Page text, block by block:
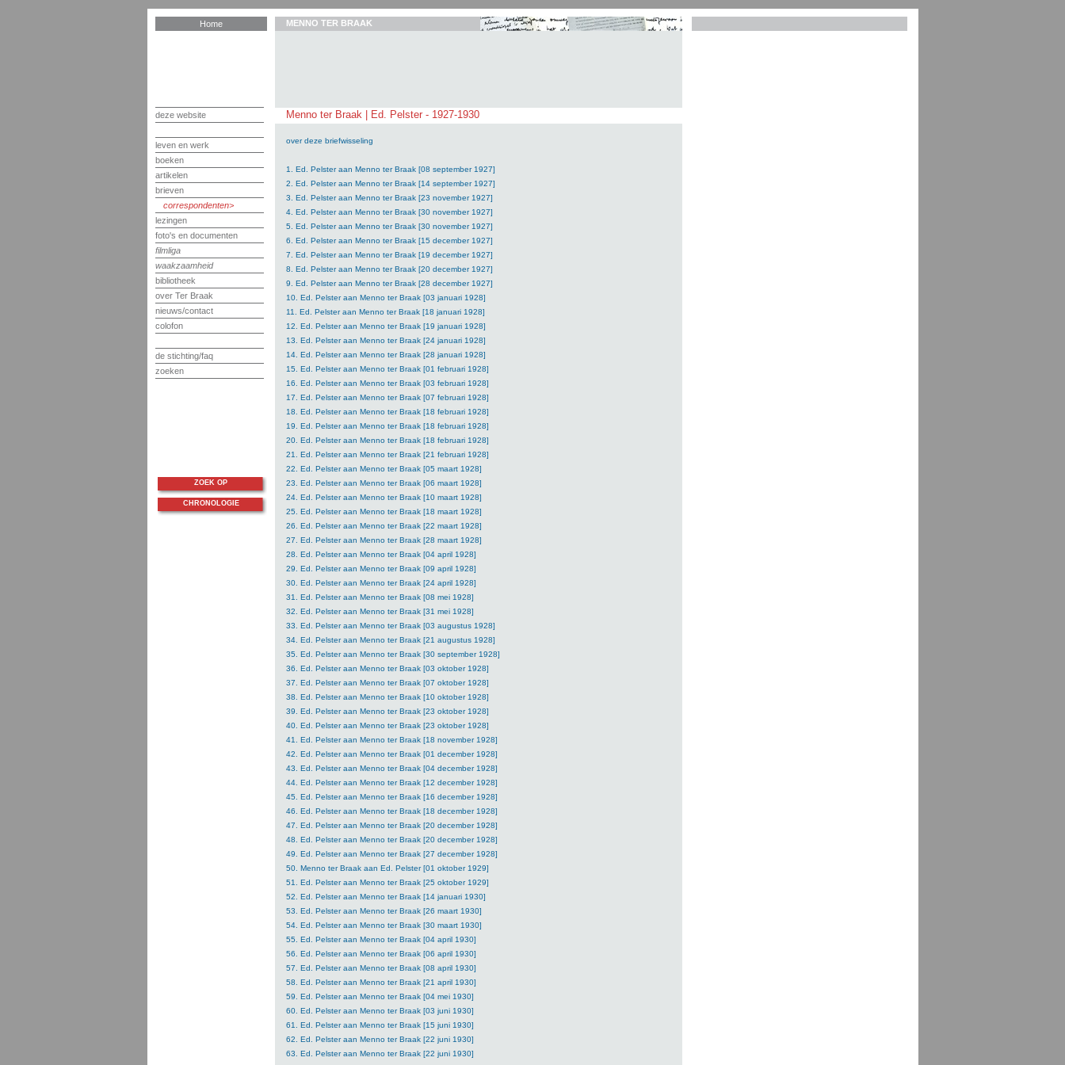
Home
deze website
leven en werk
boeken
artikelen
brieven
correspondenten
lezingen
foto's en documenten
filmliga
waakzaamheid
bibliotheek
over Ter Braak
nieuws/contact
colofon
de stichting/faq
zoeken
MENNO TER BRAAK
Menno ter Braak | Ed. Pelster - 1927-1930
over deze briefwisseling
1. Ed. Pelster aan Menno ter Braak [08 september 1927]
2. Ed. Pelster aan Menno ter Braak [14 september 1927]
3. Ed. Pelster aan Menno ter Braak [23 november 1927]
4. Ed. Pelster aan Menno ter Braak [30 november 1927]
5. Ed. Pelster aan Menno ter Braak [30 november 1927]
6. Ed. Pelster aan Menno ter Braak [15 december 1927]
7. Ed. Pelster aan Menno ter Braak [19 december 1927]
8. Ed. Pelster aan Menno ter Braak [20 december 1927]
9. Ed. Pelster aan Menno ter Braak [28 december 1927]
10. Ed. Pelster aan Menno ter Braak [03 januari 1928]
11. Ed. Pelster aan Menno ter Braak [18 januari 1928]
12. Ed. Pelster aan Menno ter Braak [19 januari 1928]
13. Ed. Pelster aan Menno ter Braak [24 januari 1928]
14. Ed. Pelster aan Menno ter Braak [28 januari 1928]
15. Ed. Pelster aan Menno ter Braak [01 februari 1928]
16. Ed. Pelster aan Menno ter Braak [03 februari 1928]
17. Ed. Pelster aan Menno ter Braak [07 februari 1928]
18. Ed. Pelster aan Menno ter Braak [18 februari 1928]
19. Ed. Pelster aan Menno ter Braak [18 februari 1928]
20. Ed. Pelster aan Menno ter Braak [18 februari 1928]
21. Ed. Pelster aan Menno ter Braak [21 februari 1928]
22. Ed. Pelster aan Menno ter Braak [05 maart 1928]
23. Ed. Pelster aan Menno ter Braak [06 maart 1928]
24. Ed. Pelster aan Menno ter Braak [10 maart 1928]
25. Ed. Pelster aan Menno ter Braak [18 maart 1928]
26. Ed. Pelster aan Menno ter Braak [22 maart 1928]
27. Ed. Pelster aan Menno ter Braak [28 maart 1928]
28. Ed. Pelster aan Menno ter Braak [04 april 1928]
29. Ed. Pelster aan Menno ter Braak [09 april 1928]
30. Ed. Pelster aan Menno ter Braak [24 april 1928]
31. Ed. Pelster aan Menno ter Braak [08 mei 1928]
32. Ed. Pelster aan Menno ter Braak [31 mei 1928]
33. Ed. Pelster aan Menno ter Braak [03 augustus 1928]
34. Ed. Pelster aan Menno ter Braak [21 augustus 1928]
35. Ed. Pelster aan Menno ter Braak [30 september 1928]
36. Ed. Pelster aan Menno ter Braak [03 oktober 1928]
37. Ed. Pelster aan Menno ter Braak [07 oktober 1928]
38. Ed. Pelster aan Menno ter Braak [10 oktober 1928]
39. Ed. Pelster aan Menno ter Braak [23 oktober 1928]
40. Ed. Pelster aan Menno ter Braak [23 oktober 1928]
41. Ed. Pelster aan Menno ter Braak [18 november 1928]
42. Ed. Pelster aan Menno ter Braak [01 december 1928]
43. Ed. Pelster aan Menno ter Braak [04 december 1928]
44. Ed. Pelster aan Menno ter Braak [12 december 1928]
45. Ed. Pelster aan Menno ter Braak [16 december 1928]
46. Ed. Pelster aan Menno ter Braak [18 december 1928]
47. Ed. Pelster aan Menno ter Braak [20 december 1928]
48. Ed. Pelster aan Menno ter Braak [20 december 1928]
49. Ed. Pelster aan Menno ter Braak [27 december 1928]
50. Menno ter Braak aan Ed. Pelster [01 oktober 1929]
51. Ed. Pelster aan Menno ter Braak [25 oktober 1929]
52. Ed. Pelster aan Menno ter Braak [14 januari 1930]
53. Ed. Pelster aan Menno ter Braak [26 maart 1930]
54. Ed. Pelster aan Menno ter Braak [30 maart 1930]
55. Ed. Pelster aan Menno ter Braak [04 april 1930]
56. Ed. Pelster aan Menno ter Braak [06 april 1930]
57. Ed. Pelster aan Menno ter Braak [08 april 1930]
58. Ed. Pelster aan Menno ter Braak [21 april 1930]
59. Ed. Pelster aan Menno ter Braak [04 mei 1930]
60. Ed. Pelster aan Menno ter Braak [03 juni 1930]
61. Ed. Pelster aan Menno ter Braak [15 juni 1930]
62. Ed. Pelster aan Menno ter Braak [22 juni 1930]
63. Ed. Pelster aan Menno ter Braak [22 juni 1930]
ZOEK OP
CHRONOLOGIE